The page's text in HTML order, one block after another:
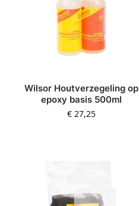
Wilsor Houtverzegeling op
epoxy basis 500ml
€27,25